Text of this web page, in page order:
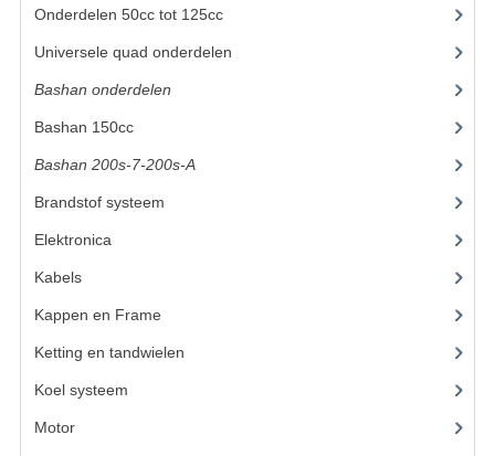
ACCESSOIRES
GEREEDSCHAP
BRANDSTOF SYSTEEM
Onderdelen 50cc tot 125cc(49)
Universele quad onderdelen
Bashan onderdelen
Bashan 150cc(36)
Bashan 200s-7-200s-A(481)
Brandstof systeem
Elektronica
Kabels(8)
Kappen en Frame
Ketting en tandwielen
Koel systeem
Motor(98)